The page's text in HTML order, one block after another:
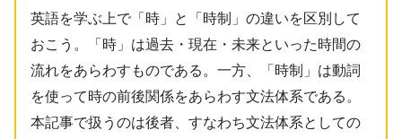
英語を学ぶ上で「時」と「時制」の違いを区別して
おこう。「時」は過去・現在・未来といった時間の
流れをあらわすものである。一方、「時制」は動詞
を使って時の前後関係をあらわす文法体系である。
本記事で扱うのは後者、すなわち文法体系としての